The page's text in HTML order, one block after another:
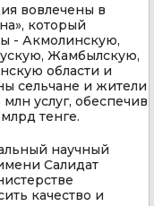
вовлечены в
который
- Акмолинскую,
Жамбылскую,
области и
сельчане и жители
услуг, обеспечив
тенге.
научный
Салидат
качество и